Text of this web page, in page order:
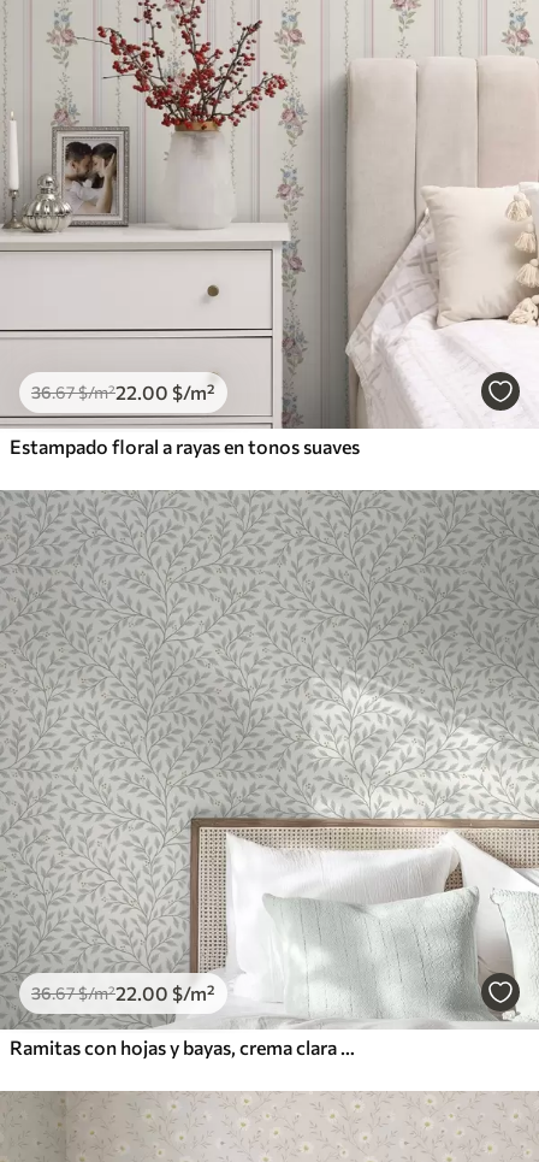
36.67$/m²22.00 $/m²
Estampado floral a rayas en tonos suaves
36.67$/m²22.00 $/m²
Ramitas con hojas y bayas, crema clara y salvia